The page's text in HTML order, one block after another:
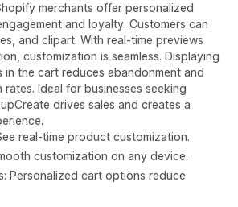
merchants offer personalized
and loyalty. Customers can
and clipart. With real-time previews
customization is seamless. Displaying
the cart reduces abandonment and
Ideal for businesses seeking
drives sales and creates a
real-time product customization.
customization on any device.
Personalized cart options reduce